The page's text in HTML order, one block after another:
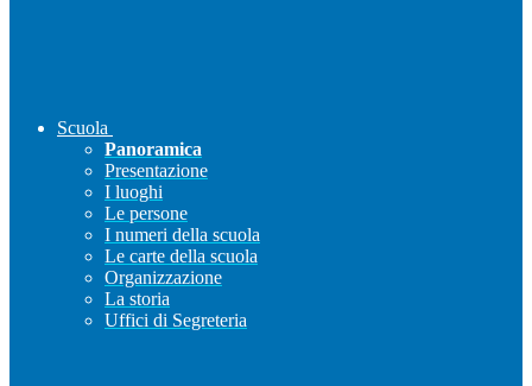
Scuola
Panoramica
Presentazione
I luoghi
Le persone
I numeri della scuola
Le carte della scuola
Organizzazione
La storia
Uffici di Segreteria